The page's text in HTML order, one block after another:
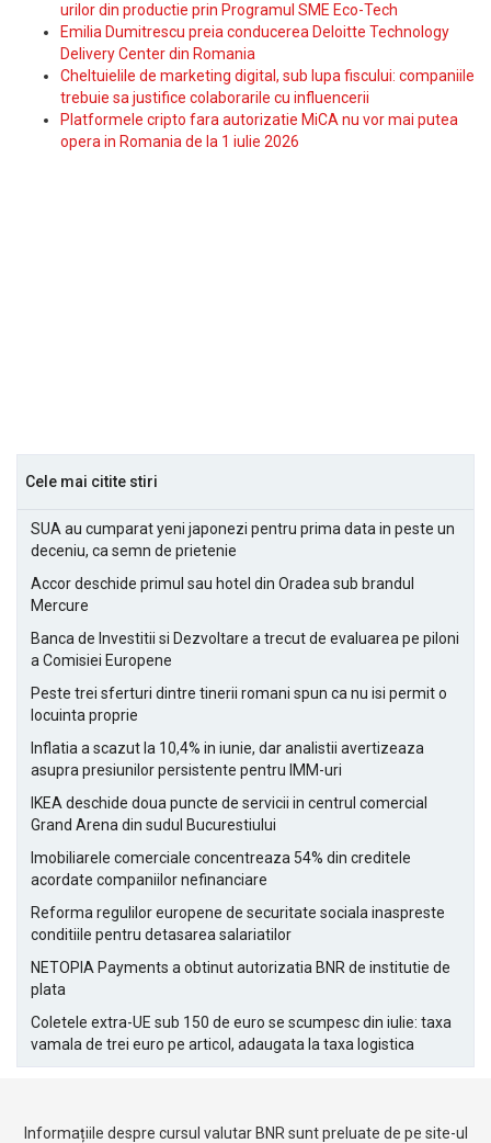
urilor din productie prin Programul SME Eco-Tech
Emilia Dumitrescu preia conducerea Deloitte Technology
Delivery Center din Romania
Cheltuielile de marketing digital, sub lupa fiscului: companiile
trebuie sa justifice colaborarile cu influencerii
Platformele cripto fara autorizatie MiCA nu vor mai putea
opera in Romania de la 1 iulie 2026
Cele mai citite stiri
SUA au cumparat yeni japonezi pentru prima data in peste un
deceniu, ca semn de prietenie
Accor deschide primul sau hotel din Oradea sub brandul
Mercure
Banca de Investitii si Dezvoltare a trecut de evaluarea pe piloni
a Comisiei Europene
Peste trei sferturi dintre tinerii romani spun ca nu isi permit o
locuinta proprie
Inflatia a scazut la 10,4% in iunie, dar analistii avertizeaza
asupra presiunilor persistente pentru IMM-uri
IKEA deschide doua puncte de servicii in centrul comercial
Grand Arena din sudul Bucurestiului
Imobiliarele comerciale concentreaza 54% din creditele
acordate companiilor nefinanciare
Reforma regulilor europene de securitate sociala inaspreste
conditiile pentru detasarea salariatilor
NETOPIA Payments a obtinut autorizatia BNR de institutie de
plata
Coletele extra-UE sub 150 de euro se scumpesc din iulie: taxa
vamala de trei euro pe articol, adaugata la taxa logistica
Informațiile despre cursul valutar BNR sunt preluate de pe site-ul